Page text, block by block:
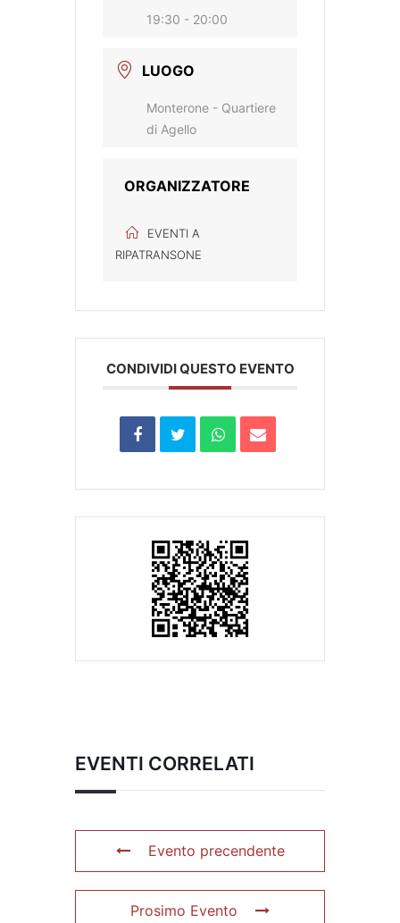
19:30 - 20:00
LUOGO
Monterone - Quartiere
di Agello
ORGANIZZATORE
EVENTI A
RIPATRANSONE
CONDIVIDI QUESTO EVENTO
EVENTI CORRELATI
Evento precendente
Prosimo Evento